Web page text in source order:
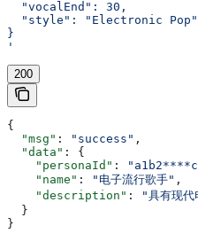
  "vocalEnd": 30,
  "style": "Electronic Pop"
}
'
200
{
  "msg"
: "success" ,
  "data"
: {
    "personaId"
:
    "name"
: "电子流行歌手" ,
    "description"
:
"具有现代
  }
}